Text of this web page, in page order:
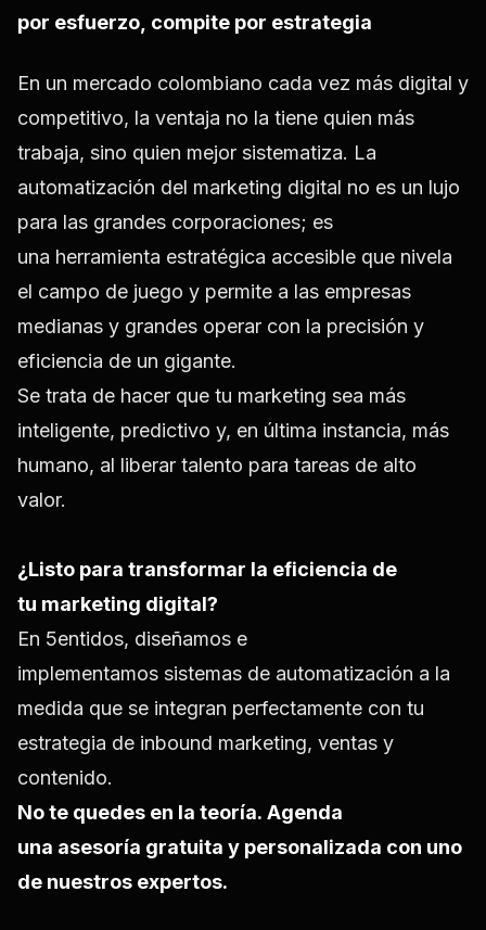
por esfuerzo, compite por estrategia
En un mercado colombiano cada vez más digital y
competitivo, la ventaja no la tiene quien más
trabaja, sino quien mejor sistematiza. La
automatización del marketing digital no es un lujo
para las grandes corporaciones; es
una herramienta estratégica accesible que nivela
el campo de juego y permite a las empresas
medianas y grandes operar con la precisión y
eficiencia de un gigante.
Se trata de hacer que tu marketing sea más
inteligente, predictivo y, en última instancia, más
humano, al liberar talento para tareas de alto
valor.
¿Listo para transformar la eficiencia de
tu marketing digital?
En 5entidos, diseñamos e
implementamos sistemas de automatización a la
medida que se integran perfectamente con tu
estrategia de inbound marketing, ventas y
contenido.
No te quedes en la teoría. Agenda
una asesoría gratuita y personalizada con uno
de nuestros expertos.